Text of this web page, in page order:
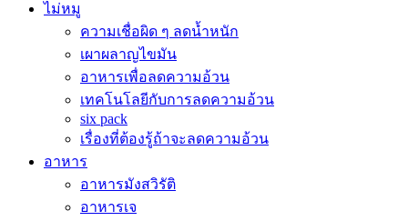
ไม่หมู
ความเชื่อผิด ๆ ลดน้ำหนัก
เผาผลาญไขมัน
อาหารเพื่อลดความอ้วน
เทคโนโลยีกับการลดความอ้วน
six pack
เรื่องที่ต้องรู้ถ้าจะลดความอ้วน
อาหาร
อาหารมังสวิรัติ
อาหารเจ